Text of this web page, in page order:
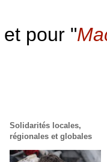
et pour "
Solidarités locales,
régionales et globales